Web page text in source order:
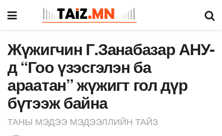
Жүжигчин Г.Занабазар АНУ-
д “Гоо үзэсгэлэн ба
араатан” жүжигт гол дүр
бүтээж байна
ТАНЫ МЭДЭЭ МЭДЭЭЛЛИЙН ТАЙЗ